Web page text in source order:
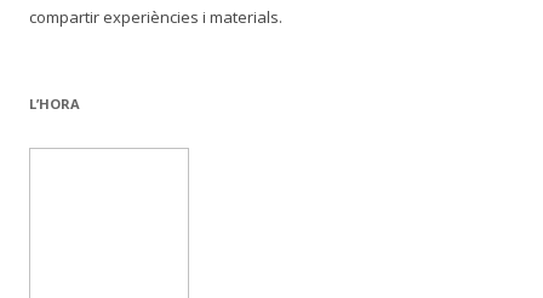
compartir experiències i materials.
L’HORA